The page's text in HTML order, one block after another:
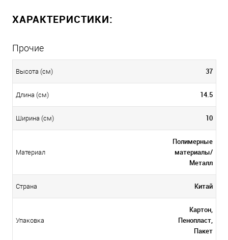
ХАРАКТЕРИСТИКИ:
Прочие
Высота (см) 37
Длина (см) 14.5
Ширина (см) 10
Материал
Полимерные
материалы/
Металл
Страна Китай
Упаковка
Картон,
Пенопласт,
Пакет